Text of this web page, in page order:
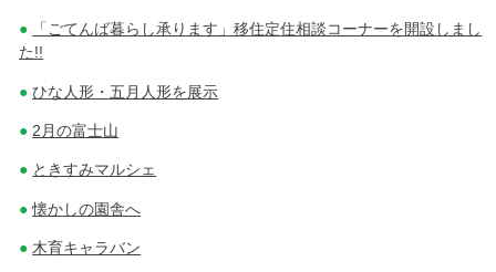
「ごてんば暮らし承ります」移住定住相談コーナーを開設しまし
た!!
ひな人形・五月人形を展示
2月の富士山
ときすみマルシェ
懐かしの園舎へ
木育キャラバン